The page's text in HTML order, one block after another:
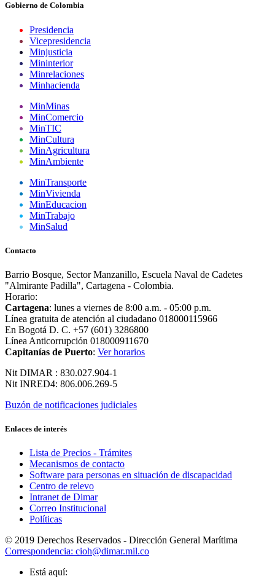
Gobierno de Colombia
Presidencia
Vicepresidencia
Minjusticia
Mininterior
Minrelaciones
Minhacienda
MinMinas
MinComercio
MinTIC
MinCultura
MinAgricultura
MinAmbiente
MinTransporte
MinVivienda
MinEducacion
MinTrabajo
MinSalud
Contacto
Barrio Bosque, Sector Manzanillo, Escuela Naval de Cadetes
"Almirante Padilla", Cartagena - Colombia.
Horario:
Cartagena: lunes a viernes de 8:00 a.m. - 05:00 p.m.
Línea gratuita de atención al ciudadano 018000115966
En Bogotá D. C. +57 (601) 3286800
Línea Anticorrupción 018000911670
Capitanías de Puerto: Ver horarios
Nit DIMAR : 830.027.904-1
Nit INRED4: 806.006.269-5
Buzón de notificaciones judiciales
Enlaces de interés
Lista de Precios - Trámites
Mecanismos de contacto
Software para personas en situación de discapacidad
Centro de relevo
Intranet de Dimar
Correo Institucional
Políticas
© 2019 Derechos Reservados - Dirección General Marítima
Correspondencia: cioh@dimar.mil.co
Está aquí: